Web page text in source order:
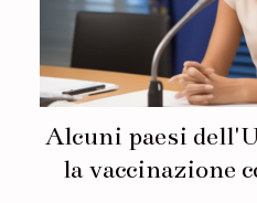
Alcuni paesi
la vaccinazione